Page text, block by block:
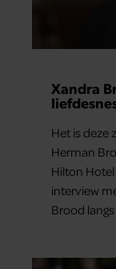
Xandra
Het is deze
Herman
Hilton
interview
Brood